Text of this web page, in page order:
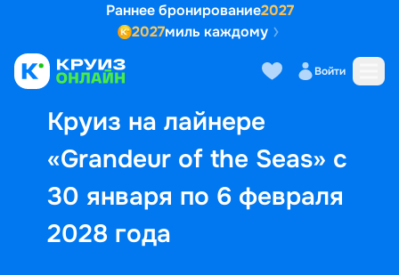
Раннее бронирование2027
2027миль каждому
Войти
Круиз на лайнере
«Grandeur of the Seas» с
30 января по 6 февраля
2028 года
Выбор кают Маршрут и